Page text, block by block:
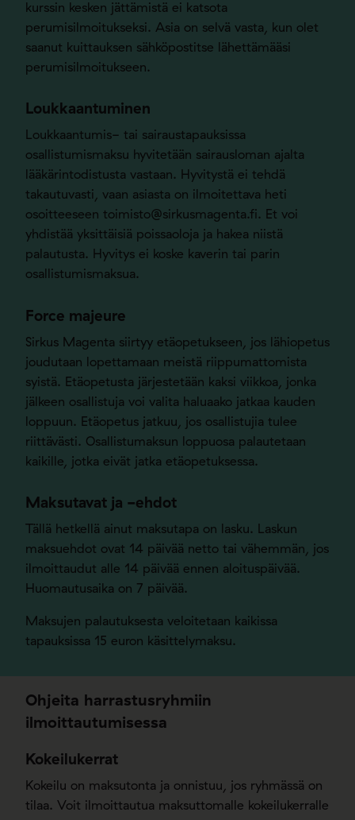
kurssin kesken jättämistä ei katsota
perumisilmoitukseksi. Asia on selvä vasta, kun olet
saanut kuittauksen sähköpostitse lähettämääsi
perumisilmoitukseen.
Loukkaantuminen
Loukkaantumis- tai sairaustapauksissa
osallistumismaksu hyvitetään sairausloman ajalta
lääkärintodistusta vastaan. Hyvitystä ei tehdä
takautuvasti, vaan asiasta on ilmoitettava heti
osoitteeseen toimisto@sirkusmagenta.fi. Et voi
yhdistää yksittäisiä poissaoloja ja hakea niistä
palautusta. Hyvitys ei koske kaverin tai parin
osallistumismaksua.
Force majeure
Sirkus Magenta siirtyy etäopetukseen, jos lähiopetus
joudutaan lopettamaan meistä riippumattomista
syistä. Etäopetusta järjestetään kaksi viikkoa, jonka
jälkeen osallistuja voi valita haluaako jatkaa kauden
loppuun. Etäopetus jatkuu, jos osallistujia tulee
riittävästi. Osallistumaksun loppuosa palautetaan
kaikille, jotka eivät jatka etäopetuksessa.
Maksutavat ja -ehdot
Tällä hetkellä ainut maksutapa on lasku. Laskun
maksuehdot ovat 14 päivää netto tai vähemmän, jos
ilmoittaudut alle 14 päivää ennen aloituspäivää.
Huomautusaika on 7 päivää.
Maksujen palautuksesta veloitetaan kaikissa
tapauksissa 15 euron käsittelymaksu.
Ohjeita harrastusryhmiin
ilmoittautumisessa
Kokeilukerrat
Kokeilu on maksutonta ja onnistuu, jos ryhmässä on
tilaa. Voit ilmoittautua maksuttomalle kokeilukerralle